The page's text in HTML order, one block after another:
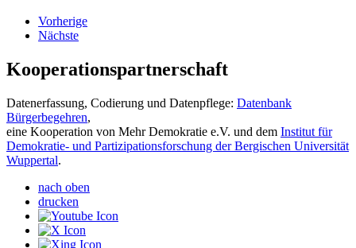
Vorherige
Nächste
Kooperationspartnerschaft
Datenerfassung, Codierung und Datenpflege: Datenbank
Bürgerbegehren,
eine Kooperation von Mehr Demokratie e.V. und dem Institut für
Demokratie- und Partizipationsforschung der Bergischen Universität
Wuppertal.
nach oben
drucken